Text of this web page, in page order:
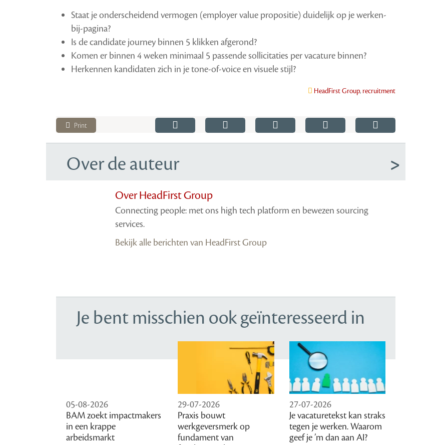
Staat je onderscheidend vermogen (employer value propositie) duidelijk op je werken-
bij-pagina?
Is de candidate journey binnen 5 klikken afgerond?
Komen er binnen 4 weken minimaal 5 passende sollicitaties per vacature binnen?
Herkennen kandidaten zich in je tone-of-voice en visuele stijl?
HeadFirst Group,recruitment
Print
Over de auteur
Over HeadFirst Group
Connecting people: met ons high tech platform en bewezen sourcing
services.
Bekijk alle berichten van HeadFirst Group
Je bent misschien ook geïnteresseerd in
05-08-2026
BAM zoekt impactmakers
in een krappe
arbeidsmarkt
29-07-2026
Praxis bouwt
werkgeversmerk op
fundament van
27-07-2026
Je vacaturetekst kan straks
tegen je werken. Waarom
geef je ’m dan aan AI?